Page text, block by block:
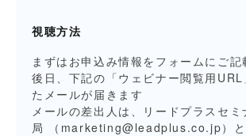
視聴方法
まずはお申込み情報をフォームにご記
後日、下記の「ウェビナー閲覧用
たメールが届きます
メールの差出人は、リードプラスセミ
局 （ marketing@leadplus.co.jp）